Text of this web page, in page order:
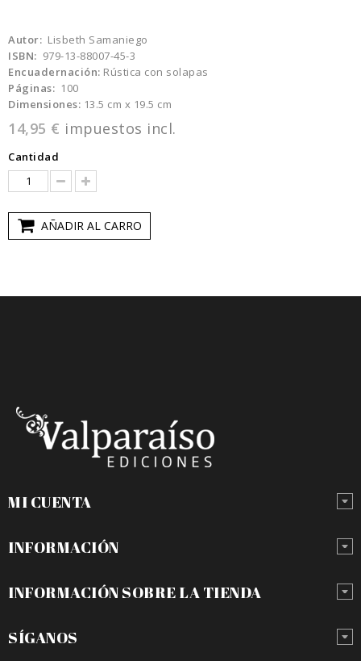
Autor: Lisbeth Samaniego
ISBN: 979-13-88007-45-3
Encuadernación: Rústica con solapas
Páginas: 100
Dimensiones: 13.5 cm x 19.5 cm
14,95 € impuestos incl.
Cantidad
AÑADIR AL CARRO
MI CUENTA
INFORMACIÓN
INFORMACIÓN SOBRE LA TIENDA
SÍGANOS